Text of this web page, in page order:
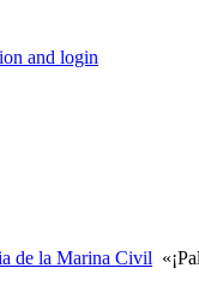
and login
de la Marina Civil